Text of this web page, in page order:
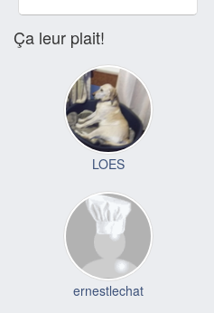
Ça leur plait!
LOES
ernestlechat